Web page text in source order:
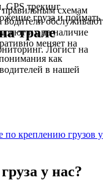
правильным схемам
водители обслуживают
их на наличие
меняет на
GPS трекинг
груза и поймать
Логист на
трале
как
в нашей
по креплению грузов у
у нас?